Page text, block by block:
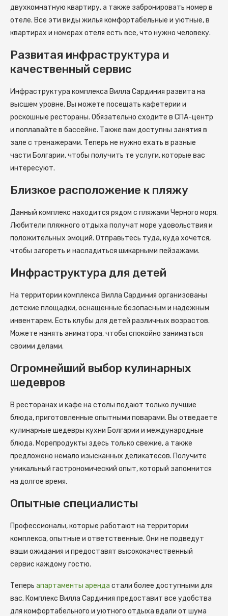
двухкомнатную квартиру, а также забронировать номер в
отеле. Все эти виды жилья комфортабельные и уютные, в
квартирах и номерах отеля есть все, что нужно человеку.
Развитая инфраструктура и
качественный сервис
Инфраструктура комплекса Вилла Сардиния развита на
высшем уровне. Вы можете посещать кафетерии и
роскошные рестораны. Обязательно сходите в СПА-центр
и поплавайте в бассейне. Также вам доступны занятия в
зале с тренажерами. Теперь не нужно ехать в разные
части Болгарии, чтобы получить те услуги, которые вас
интересуют.
Близкое расположение к пляжу
Данный комплекс находится рядом с пляжами Черного моря.
Любители пляжного отдыха получат море удовольствия и
положительных эмоций. Отправьтесь туда, куда хочется,
чтобы загореть и насладиться шикарными пейзажами.
Инфраструктура для детей
На территории комплекса Вилла Сардиния организованы
детские площадки, оснащенные безопасным и надежным
инвентарем. Есть клубы для детей различных возрастов.
Можете нанять аниматора, чтобы спокойно заниматься
своими делами.
Огромнейший выбор кулинарных
шедевров
В ресторанах и кафе на столы подают только лучшие
блюда, приготовленные опытными поварами. Вы отведаете
кулинарные шедевры кухни Болгарии и международные
блюда. Морепродукты здесь только свежие, а также
предложено немало изысканных деликатесов. Получите
уникальный гастрономический опыт, который запомнится
на долгое время.
Опытные специалисты
Профессионалы, которые работают на территории
комплекса, опытные и ответственные. Они не подведут
ваши ожидания и предоставят высококачественный
сервис каждому гостю.
Теперь апартаменты аренда стали более доступными для
вас. Комплекс Вилла Сардиния предоставит все удобства
для комфортабельного и уютного отдыха вдали от шума